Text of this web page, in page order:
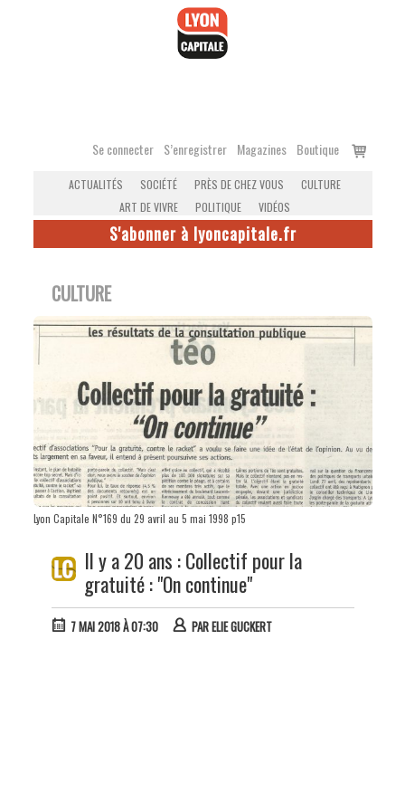
Se connecter S’enregistrer Magazines Boutique
Voir
ACTUALITÉS SOCIÉTÉ PRÈS DE CHEZ VOUS
CULTURE
ART DE VIVRE
POLITIQUE VIDÉOS
S'abonner à lyoncapitale.fr
CULTURE
Lyon Capitale N°169 du 29 avril au 5 mai 1998 p15
Il y a 20 ans : Collectif pour la
gratuité : "On continue"
7 MAI 2018 À 07:30 PARELIE GUCKERT